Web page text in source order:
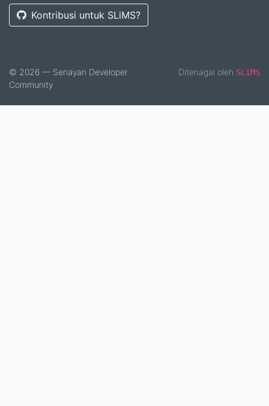
Kontribusi untuk SLiMS?
© 2026 — Senayan Developer
Community
Ditenagai oleh SLiMS